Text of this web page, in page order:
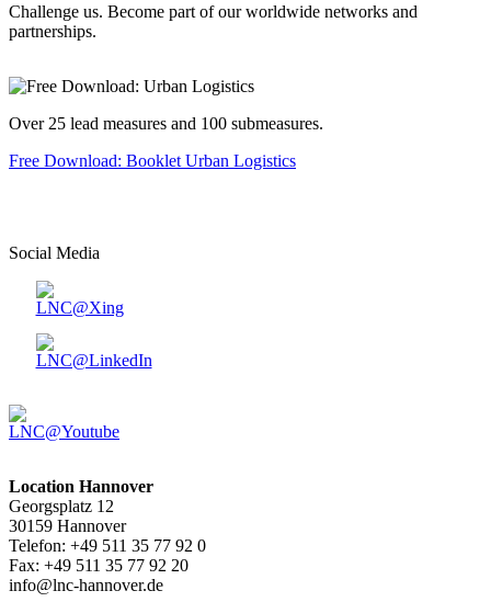
Challenge us. Become part of our worldwide networks and
partnerships.
Over 25 lead measures and 100 submeasures.
Free Download: Booklet Urban Logistics
Social Media
Location Hannover
Georgsplatz 12
30159 Hannover
Telefon: +49 511 35 77 92 0
Fax: +49 511 35 77 92 20
info@lnc-hannover.de